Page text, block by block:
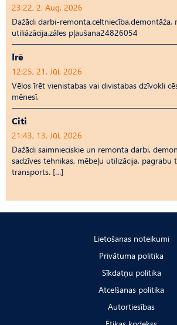
23:22, 2. Aug, 2026
Dažādi darbi-remonta,celtniecība,demontāža,
utiliāzācija,zāles pļaušana24826054
Īrē
12:25, 21. Jūl, 2026
Vēlos īrēt vienistabas vai divistabas dzīvokli
mēnesī.
Citi
21:43, 13. Jūl, 2026
Dažādi saimnieciskie un remonta darbi,
sadzīves tehnikas, mēbeļu utilizācija, pagrabu
transports. […]
Lietošanas noteikumi
Privātuma politika
Sīkdatņu politika
Atcelšanas politika
Autortiesības